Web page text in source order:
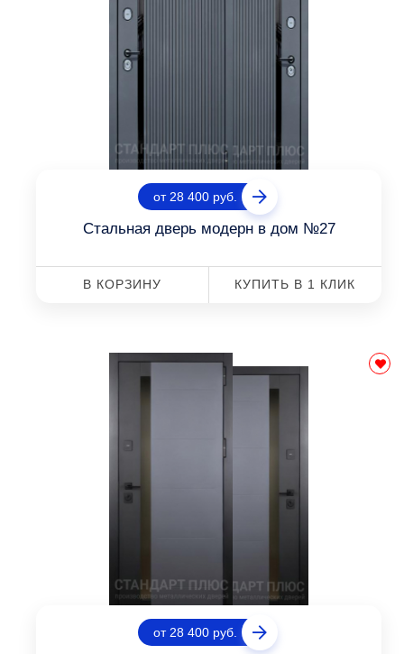
от 28 400 руб.
Стальная дверь модерн в дом №27
В КОРЗИНУ КУПИТЬ В 1 КЛИК
от 28 400 руб.